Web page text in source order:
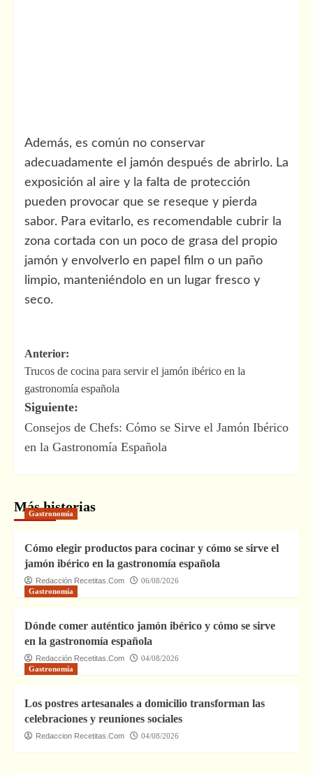
Además, es común no conservar
adecuadamente el jamón después de abrirlo. La
exposición al aire y la falta de protección
pueden provocar que se reseque y pierda
sabor. Para evitarlo, es recomendable cubrir la
zona cortada con un poco de grasa del propio
jamón y envolverlo en papel film o un paño
limpio, manteniéndolo en un lugar fresco y
seco.
Navegación
de
entradas
Anterior:
Trucos de cocina para servir el jamón ibérico en la
gastronomía española
Siguiente:
Consejos de Chefs: Cómo se Sirve el Jamón Ibérico
en la Gastronomía Española
Más historias
Gastronomía
Cómo elegir productos para cocinar y cómo se sirve el
jamón ibérico en la gastronomía española
Redacción Recetitas.Com
06/08/2026
Gastronomía
Dónde comer auténtico jamón ibérico y cómo se sirve
en la gastronomía española
Redacción Recetitas.Com
04/08/2026
Gastronomía
Los postres artesanales a domicilio transforman las
celebraciones y reuniones sociales
Redaccion Recetitas.Com 04/08/2026